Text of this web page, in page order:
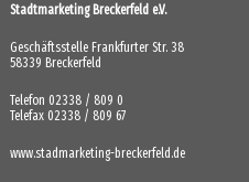
Stadtmarketing Breckerfeld e.V.
Geschäftsstelle Frankfurter Str. 38
58339 Breckerfeld
Telefon 02338 / 809 0
Telefax 02338 / 809 67
www.stadmarketing-breckerfeld.de